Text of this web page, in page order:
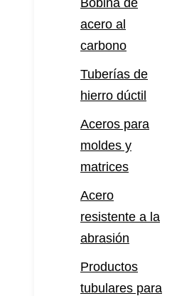
acero al
carbono
Tuberías de
hierro dúctil
Aceros para
moldes y
matrices
Acero
resistente a la
abrasión
Productos
tubulares para